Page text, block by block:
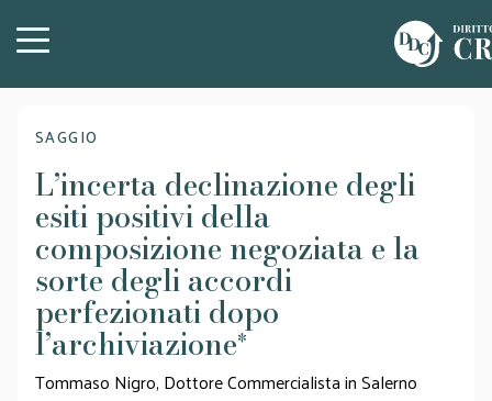
SAGGIO
L’incerta declinazione degli
esiti positivi della
composizione negoziata e la
sorte degli accordi
perfezionati dopo
l’archiviazione*
Tommaso Nigro, Dottore Commercialista in Salerno